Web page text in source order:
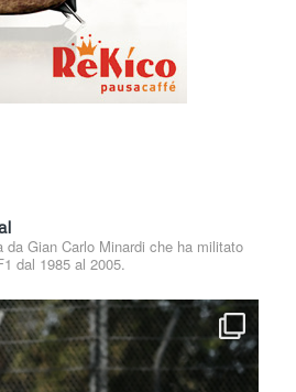
da Gian Carlo Minardi che ha militato
dal 1985 al 2005.